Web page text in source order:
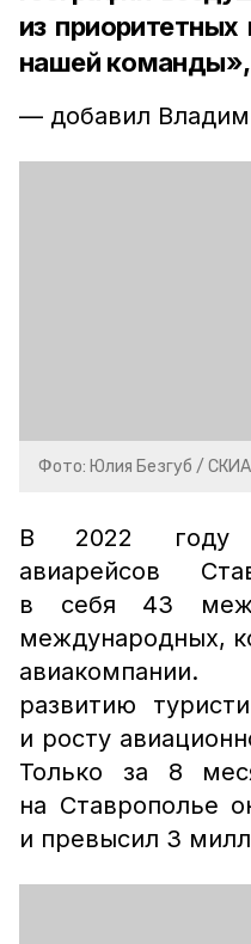
из
нашей команды»,
— добавил
Фото: Юлия Безгуб / СКИА
В 2022 году
авиарейсов
в себя 43
международных,
авиакомпании.
развитию
и росту
Только за 8
на Ставрополье
и превысил 3